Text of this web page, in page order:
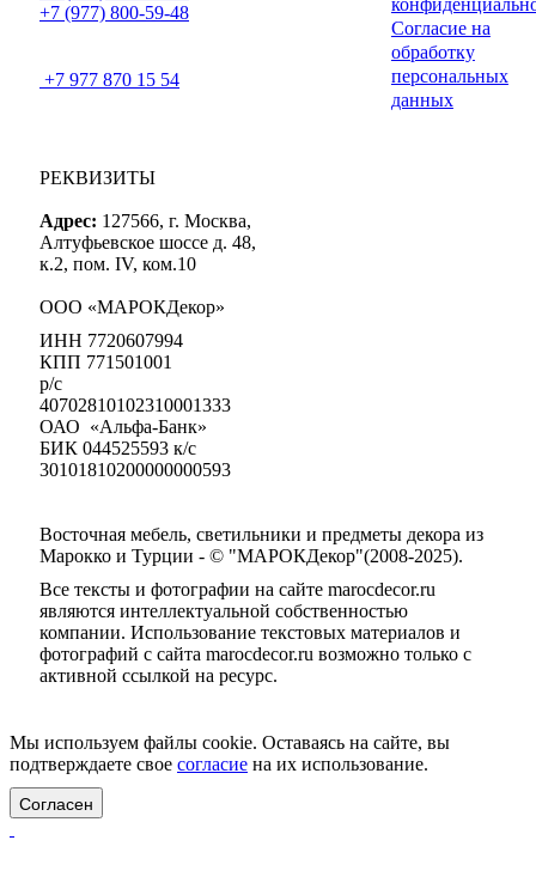
+7 (977) 800-59-48
+7 977 870 15 54
РЕКВИЗИТЫ
Адрес: 127566, г. Москва,
Алтуфьевское шоссе д. 48,
к.2, пом. IV, ком.10
ООО «МАРОКДекор»
ИНН 7720607994
КПП 771501001
р/с
40702810102310001333
ОАО «Альфа-Банк»
БИК 044525593 к/с
30101810200000000593
Согласие на
обработку
персональных
данных
Восточная мебель, светильники и предметы декора из
Марокко и Турции - © "МАРОКДекор"(2008-2025).
Все тексты и фотографии на сайте marocdecor.ru
являются интеллектуальной собственностью
компании. Использование текстовых материалов и
фотографий с сайта marocdecor.ru возможно только с
активной ссылкой на ресурс.
Мы используем файлы cookie. Оставаясь на сайте, вы
подтверждаете свое согласие на их использование.
Согласен